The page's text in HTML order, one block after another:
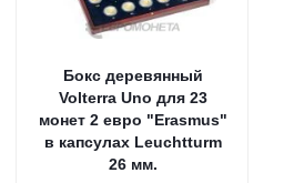
Бокс деревянный
Volterra Uno для 23
монет 2 евро "Erasmus"
в капсулах Leuchtturm
26 мм.